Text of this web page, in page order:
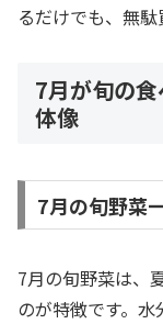
るだけでも、無駄
7月が旬の
体像
7月の旬野菜
7月の旬野菜は、
のが特徴です。